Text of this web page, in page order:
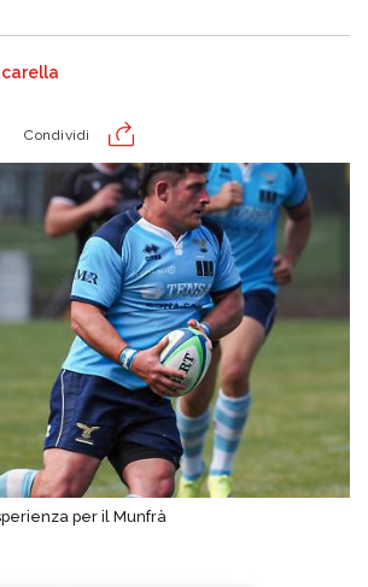
Condividi
per il Munfrà